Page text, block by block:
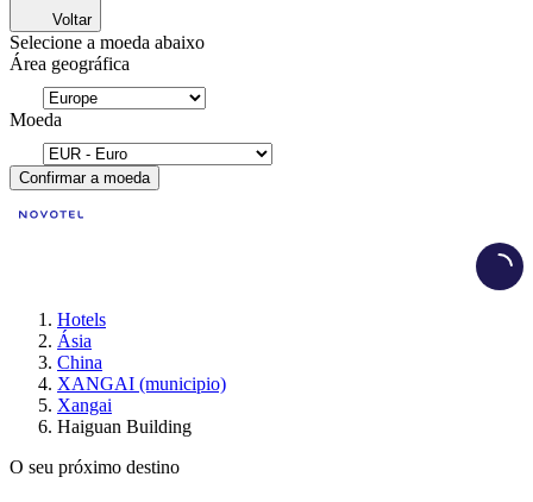
Voltar
Selecione a moeda abaixo
Área geográfica
Moeda
Confirmar a moeda
Hotels
Ásia
China
XANGAI (municipio)
Xangai
Haiguan Building
O seu próximo destino